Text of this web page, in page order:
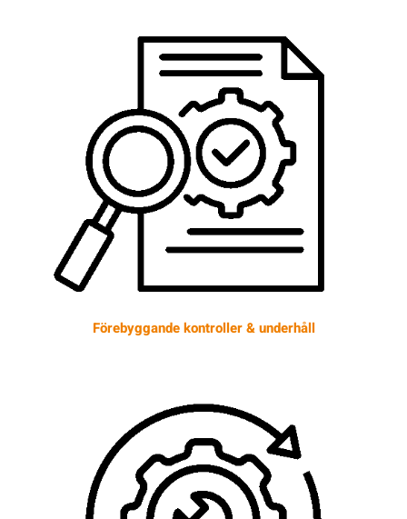
Förebyggande kontroller & underhåll